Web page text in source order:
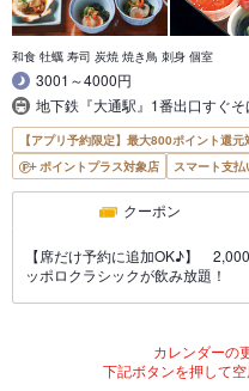
和食 牡蠣 寿司 炭焼 焼き鳥 刺身 個室
3001～4000円
地下鉄『大通駅』1番出口すぐそ
【アプリ予約限定】最大800ポイント還元
ポイントプラス対象店
スマート支払
クーポン
【席だけ予約に追加OK♪】
ッポロクラシックが飲み放題！
カレンダーの
下記ボタンを押して空